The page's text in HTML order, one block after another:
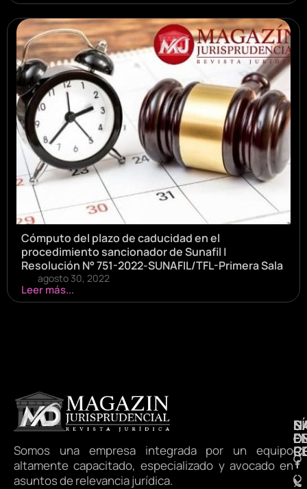
Cómputo del plazo de caducidad en el
procedimiento sancionador de Sunafil |
Resolución N° 751-2022-SUNAFIL/TFL-Primera Sala
agosto 30, 2022
Leer más...
Somos una empresa integrada por un equipo
altamente capacitado, especializado y avocado en
asuntos de relevancia jurídica.